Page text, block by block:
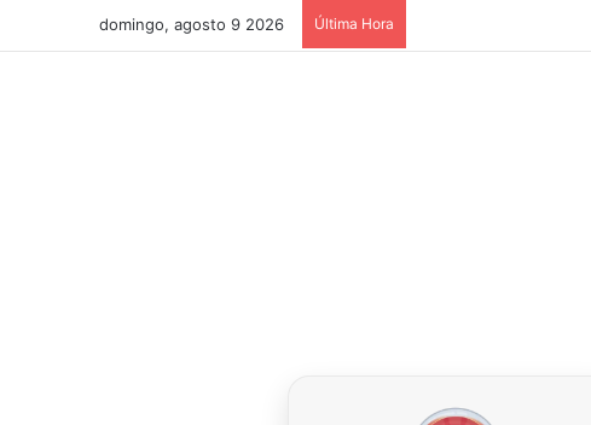
domingo, agosto 9 2026 Última Hora